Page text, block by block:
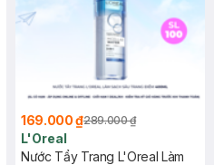
169.000 ₫289.000 ₫
L'Oreal
Nước Tẩy Trang L'Oreal Làm